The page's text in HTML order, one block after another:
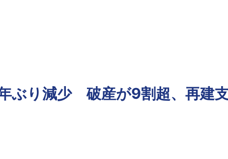
ぶり減少 破産が9割超、再建